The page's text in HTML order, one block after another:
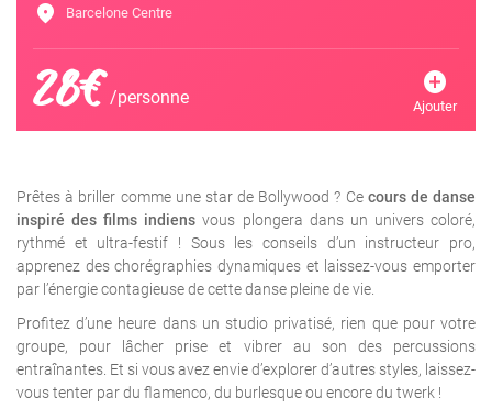
location_on Barcelone Centre
28€/personne add_circle
Ajouter
Prêtes à briller comme une star de Bollywood ? Ce cours de danse
inspiré des films indiens vous plongera dans un univers coloré,
rythmé et ultra-festif ! Sous les conseils d’un instructeur pro,
apprenez des chorégraphies dynamiques et laissez-vous emporter
par l’énergie contagieuse de cette danse pleine de vie.
Profitez d’une heure dans un studio privatisé, rien que pour votre
groupe, pour lâcher prise et vibrer au son des percussions
entraînantes. Et si vous avez envie d’explorer d’autres styles, laissez-
vous tenter par du flamenco, du burlesque ou encore du twerk !